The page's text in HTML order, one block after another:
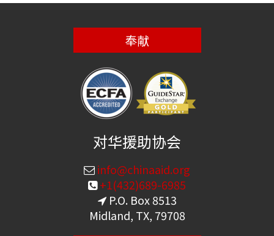
奉献
对华援助协会
info@chinaaid.org
+1(432)689-6985
P.O. Box 8513
Midland, TX, 79708